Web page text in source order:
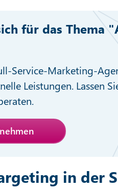
für das Thema
Service-Marketing-
Leistungen. Lassen
in der